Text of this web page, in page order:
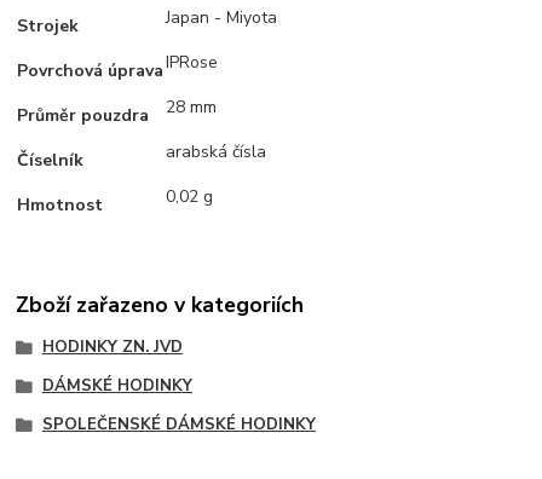
Strojek Japan - Miyota
Povrchová úpravaIPRose
Průměr pouzdra 28 mm
Číselník arabská čísla
Hmotnost 0,02 g
Zboží zařazeno v kategoriích
HODINKY ZN. JVD
DÁMSKÉ HODINKY
SPOLEČENSKÉ DÁMSKÉ HODINKY